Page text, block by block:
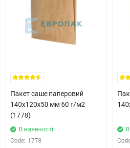
Пакет саше паперовий
140x120x50 мм 60 г/м2
(1778)
В наявності
Code: 1778